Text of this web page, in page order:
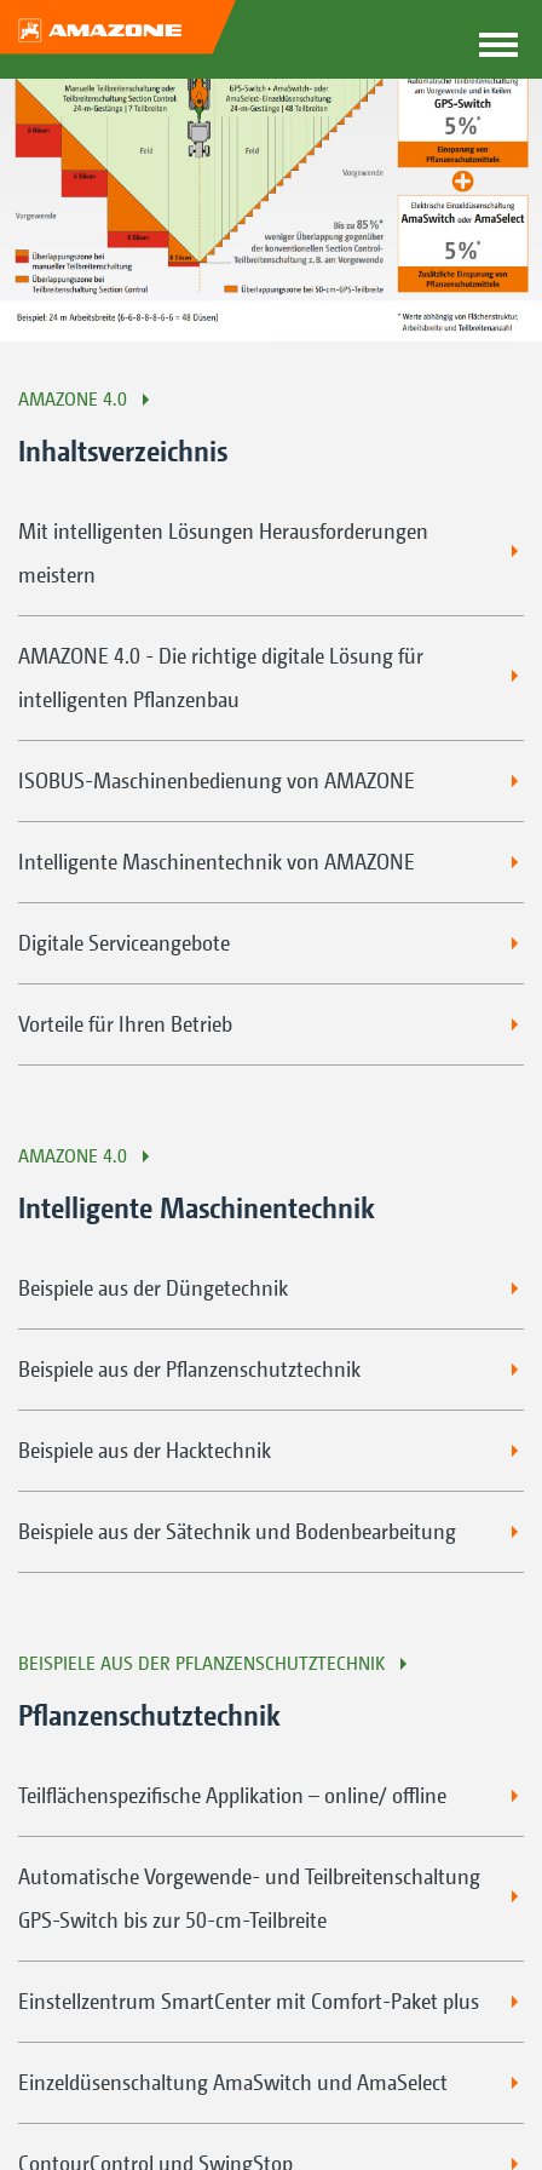
AMAZONE 4.0
Inhaltsverzeichnis
Mit intelligenten Lösungen Herausforderungen
meistern
AMAZONE 4.0 - Die richtige digitale Lösung für
intelligenten Pflanzenbau
ISOBUS-Maschinenbedienung von AMAZONE
Intelligente Maschinentechnik von AMAZONE
Digitale Serviceangebote
Vorteile für Ihren Betrieb
AMAZONE 4.0
Intelligente Maschinentechnik
Beispiele aus der Düngetechnik
Beispiele aus der Pflanzenschutztechnik
Beispiele aus der Hacktechnik
Beispiele aus der Sätechnik und Bodenbearbeitung
BEISPIELE AUS DER PFLANZENSCHUTZTECHNIK
Pflanzenschutztechnik
Teilflächenspezifische Applikation – online/ offline
Automatische Vorgewende- und Teilbreitenschaltung
GPS-Switch bis zur 50-cm-Teilbreite
Einstellzentrum SmartCenter mit Comfort-Paket plus
Einzeldüsenschaltung AmaSwitch und AmaSelect
ContourControl und SwingStop